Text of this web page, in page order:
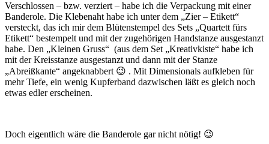
Verschlossen – bzw. verziert – habe ich die Verpackung mit einer
Banderole. Die Klebenaht habe ich unter dem „Zier – Etikett“
versteckt, das ich mir dem Blütenstempel des Sets „Quartett fürs
Etikett“ bestempelt und mit der zugehörigen Handstanze ausgestanzt
habe. Den „Kleinen Gruss“ (aus dem Set „Kreativkiste“ habe ich
mit der Kreisstanze ausgestanzt und dann mit der Stanze
„Abreißkante“ angeknabbert 😉 . Mit Dimensionals aufkleben für
mehr Tiefe, ein wenig Kupferband dazwischen läßt es gleich noch
etwas edler erscheinen.
Doch eigentlich wäre die Banderole gar nicht nötig! 😉